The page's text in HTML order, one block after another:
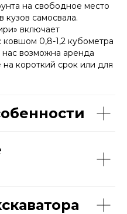
на свободное место
кузов самосвала.
включает
0,8-1,2 кубометра
возможна аренда
короткий срок или для